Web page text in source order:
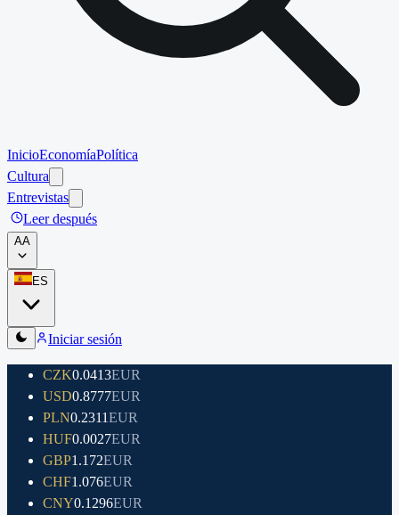
InicioEconomíaPolítica
Cultura
Entrevistas
Leer después
AA
ES
Iniciar sesión
CZK0.0413EUR
USD0.8777EUR
PLN0.2311EUR
HUF0.0027EUR
GBP1.172EUR
CHF1.076EUR
CNY0.1296EUR